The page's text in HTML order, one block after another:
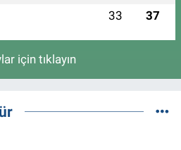
33 37
için tıklayın